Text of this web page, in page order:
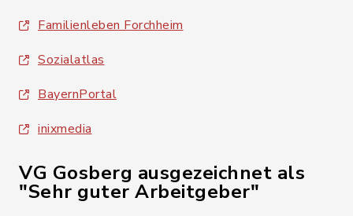
Familienleben Forchheim
Sozialatlas
BayernPortal
inixmedia
VG Gosberg ausgezeichnet als
"Sehr guter Arbeitgeber"